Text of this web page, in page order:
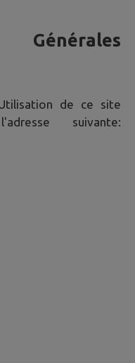
de ce site
suivante: